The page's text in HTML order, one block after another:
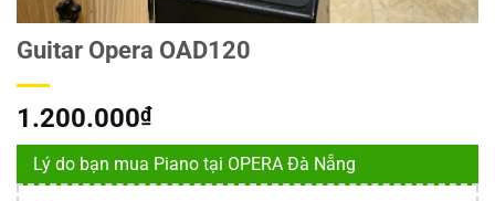
Guitar Opera OAD120
1.200.000₫
Lý do bạn mua Piano tại OPERA Đà Nẵng